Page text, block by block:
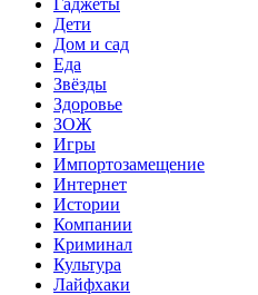
Гаджеты
Дети
Дом и сад
Еда
Звёзды
Здоровье
ЗОЖ
Игры
Импортозамещение
Интернет
Истории
Компании
Криминал
Культура
Лайфхаки